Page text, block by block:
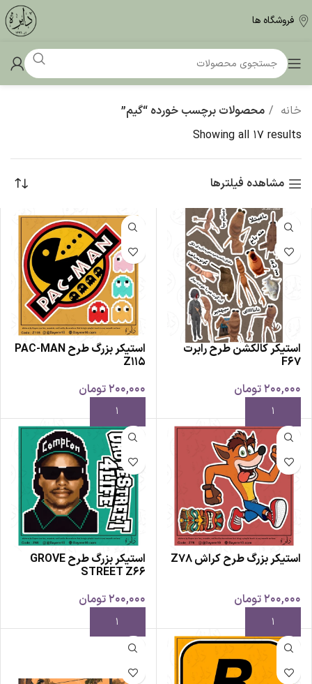
فروشگاه ها
خانه
محصولات برچسب خورده “گیم”
Showing all 17 results
مشاهده فیلترها
استیکر کالکشن طرح رابرت
F67
200,000تومان
استیکر بزرگ طرح PAC-MAN
Z115
200,000تومان
استیکر بزرگ طرح کراش Z78
200,000تومان
استیکر بزرگ طرح GROVE
STREET Z66
200,000تومان